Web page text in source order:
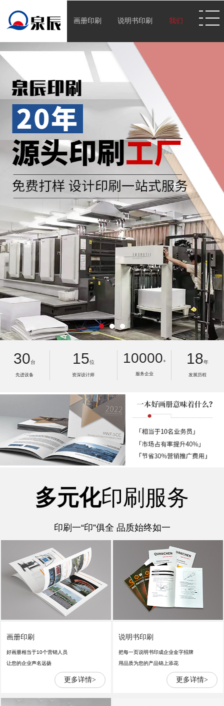
画册印刷 说明书印刷 我们
30台
先进设备
15位
资深设计师
10000+
服务企业
18年
发展历程
多元化印刷服务
印刷一“印”俱全 品质始终如一
画册印刷
好画册相当于10个营销人员
让您的企业声名远扬
更多详情>
说明书印刷
把每一页说明书印成企业金字招牌
用品质为您的产品锦上添花
更多详情>